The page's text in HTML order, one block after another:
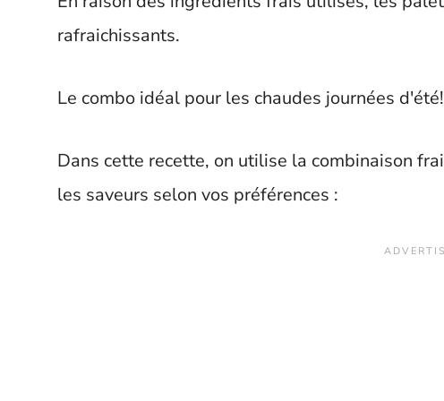
rafraichissants.
Le combo idéal pour les chaudes journées d'été!
Dans cette recette, on utilise la combinaison
les saveurs selon vos préférences :